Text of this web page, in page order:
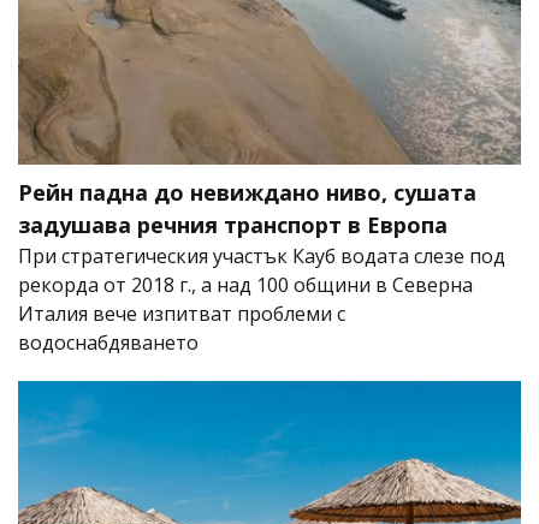
Рейн падна до невиждано ниво, сушата
задушава речния транспорт в Европа
При стратегическия участък Кауб водата слезе под
рекорда от 2018 г., а над 100 общини в Северна
Италия вече изпитват проблеми с
водоснабдяването